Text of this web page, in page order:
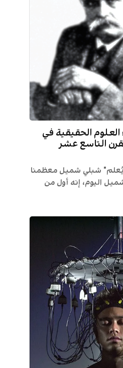
الحقيقية في
التاسع عشر
يُعلم" شبلي شميل معظمنا
اليوم، إنه أول من